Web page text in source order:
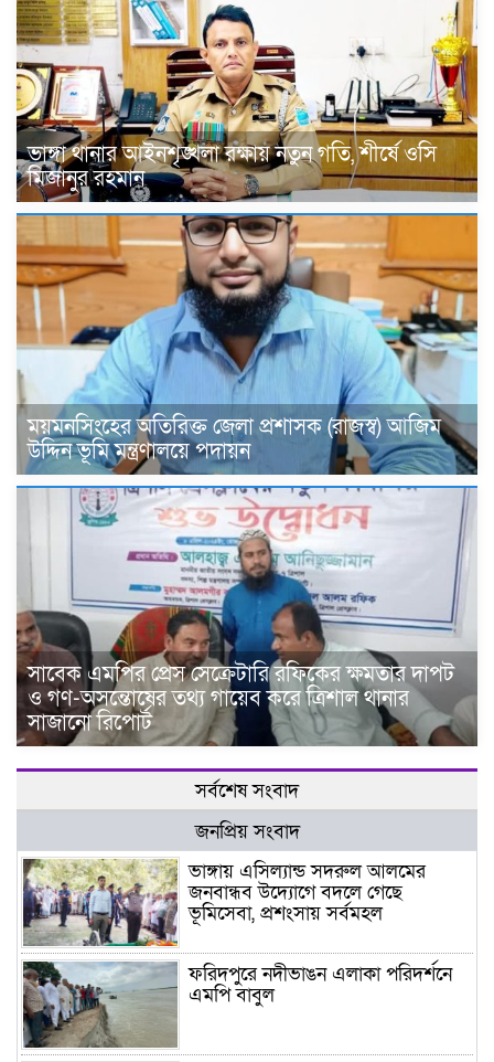
ভাঙ্গা থানার আইনশৃঙ্খলা রক্ষায় নতুন গতি, শীর্ষে ওসি
মিজানুর রহমান
ময়মনসিংহের অতিরিক্ত জেলা প্রশাসক (রাজস্ব) আজিম
উদ্দিন ভূমি মন্ত্রণালয়ে পদায়ন
সাবেক এমপির প্রেস সেক্রেটারি রফিকের ক্ষমতার দাপট
ও গণ-অসন্তোষের তথ্য গায়েব করে ত্রিশাল থানার
সাজানো রিপোর্ট
সর্বশেষ সংবাদ
জনপ্রিয় সংবাদ
ভাঙ্গায় এসিল্যান্ড সদরুল আলমের
জনবান্ধব উদ্যোগে বদলে গেছে
ভূমিসেবা, প্রশংসায় সর্বমহল
ফরিদপুরে নদীভাঙন এলাকা পরিদর্শনে
এমপি বাবুল